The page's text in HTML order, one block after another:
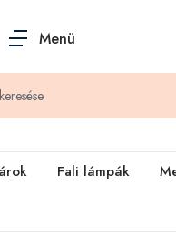
Menü
Fali lámpák